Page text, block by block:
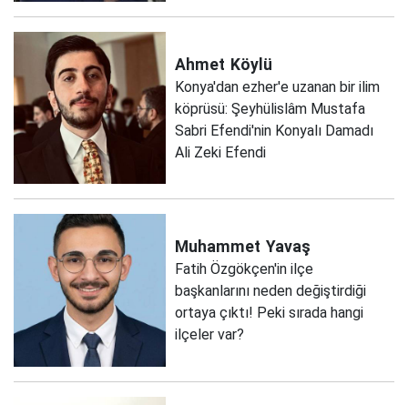
Ahmet Köylü
Konya'dan ezher'e uzanan bir ilim
köprüsü: Şeyhülislâm Mustafa
Sabri Efendi'nin Konyalı Damadı
Ali Zeki Efendi
Muhammet Yavaş
Fatih Özgökçen'in ilçe
başkanlarını neden değiştirdiği
ortaya çıktı! Peki sırada hangi
ilçeler var?